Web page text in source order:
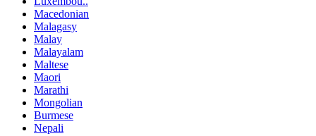
Macedonian
Malagasy
Malay
Malayalam
Maltese
Maori
Marathi
Mongolian
Burmese
Nepali